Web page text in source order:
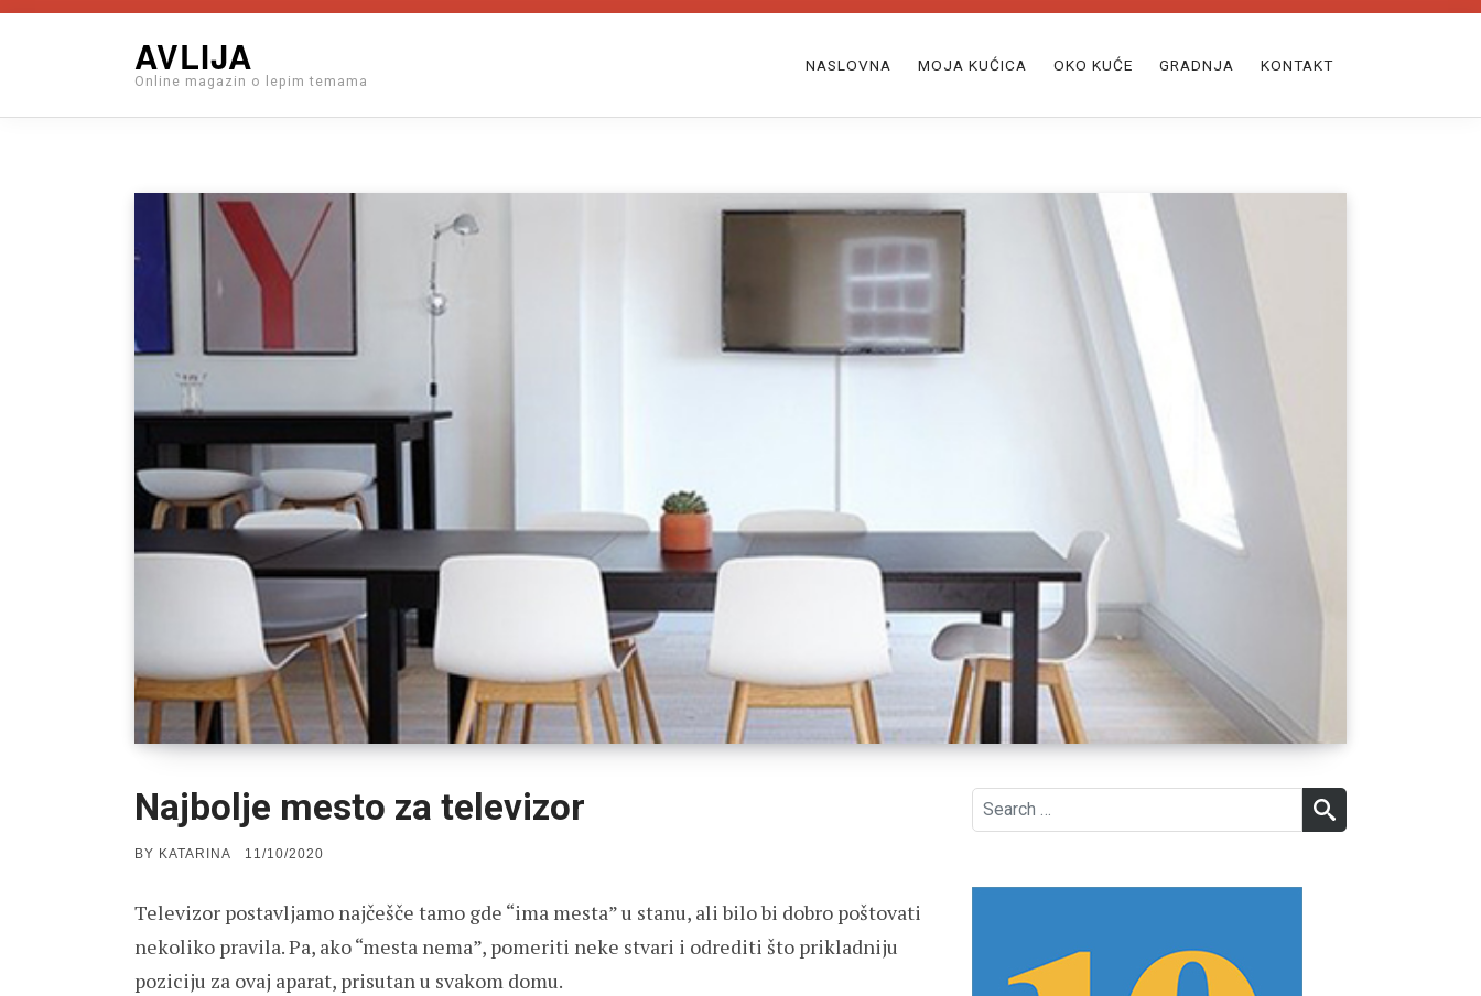
AVLIJA
Online magazin o lepim temama
NASLOVNA MOJA KUĆICA OKO KUĆE GRADNJA KONTAKT
Najbolje mesto za televizor
BY KATARINA
POSTED
11/10/2020
Televizor postavljamo najčešče tamo gde “ima mesta” u stanu, ali bilo bi dobro poštovati
nekoliko pravila. Pa, ako “mesta nema”, pomeriti neke stvari i odrediti što prikladniju
poziciju za ovaj aparat, prisutan u svakom domu.
Search
for: